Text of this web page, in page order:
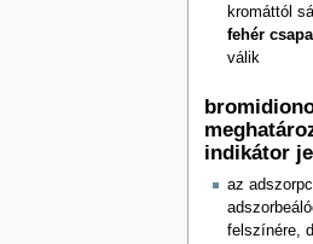
kromáttól
fehér
válik
indikátor
az
felszínére,